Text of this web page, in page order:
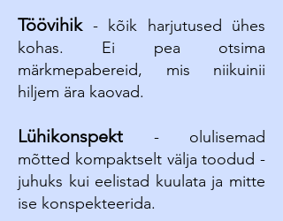
Töövihik- kõik harjutused ühes
kohas. Ei pea otsima
märkmepabereid, mis niikuinii
hiljem ära kaovad.
Lühikonspekt - olulisemad
mõtted kompaktselt välja toodud -
juhuks kui eelistad kuulata ja mitte
ise konspekteerida.